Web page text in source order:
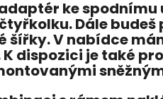
ke
Dále
V nabídce
dispozici je také
Kč